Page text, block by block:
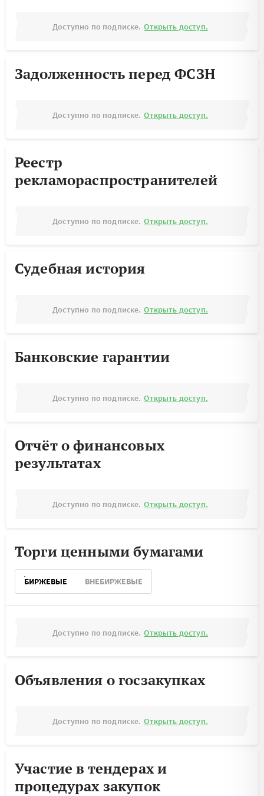
Доступно по подписке. Открыть доступ.
Задолженность перед ФСЗН
Доступно по подписке. Открыть доступ.
Реестр
рекламораспространителей
Доступно по подписке. Открыть доступ.
Судебная история
Доступно по подписке. Открыть доступ.
Банковские гарантии
Доступно по подписке. Открыть доступ.
Отчёт о финансовых
результатах
Доступно по подписке. Открыть доступ.
Торги ценными бумагами
БИРЖЕВЫЕ ВНЕБИРЖЕВЫЕ
Доступно по подписке. Открыть доступ.
Объявления о госзакупках
Доступно по подписке. Открыть доступ.
Участие в тендерах и
процедурах закупок